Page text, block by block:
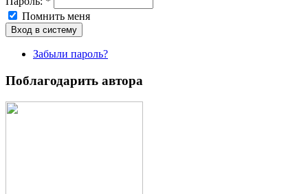
Помнить меня
Забыли пароль?
Поблагодарить автора